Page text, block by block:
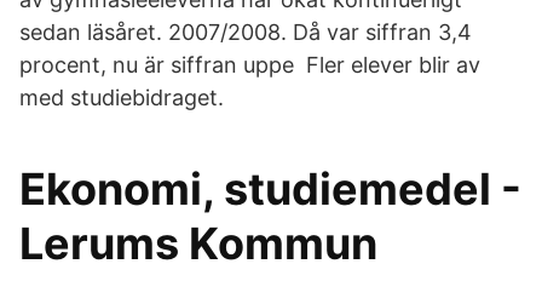
sedan läsåret. 2007/2008. Då var siffran 3,4
procent, nu är siffran uppe Fler elever blir av
med studiebidraget.
Ekonomi, studiemedel -
Lerums Kommun